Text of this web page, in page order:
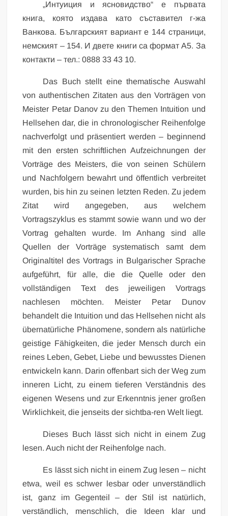
„Интуиция и ясновидство“ е първата
книга, която издава като съставител г-жа
Ванкова. Българският вариант е 144 страници,
немският – 154. И двете книги са формат А5. За
контакти – тел.: 0888 33 43 10.
Das Buch stellt eine thematische Auswahl
von authentischen Zitaten aus den Vorträgen von
Meister Petar Danov zu den Themen Intuition und
Hellsehen dar, die in chronologischer Reihenfolge
nachverfolgt und präsentiert werden – beginnend
mit den ersten schriftlichen Aufzeichnungen der
Vorträge des Meisters, die von seinen Schülern
und Nachfolgern bewahrt und öffentlich verbreitet
wurden, bis hin zu seinen letzten Reden. Zu jedem
Zitat wird angegeben, aus welchem
Vortragszyklus es stammt sowie wann und wo der
Vortrag gehalten wurde. Im Anhang sind alle
Quellen der Vorträge systematisch samt dem
Originaltitel des Vortrags in Bulgarischer Sprache
aufgeführt, für alle, die die Quelle oder den
vollständigen Text des jeweiligen Vortrags
nachlesen möchten. Meister Petar Dunov
behandelt die Intuition und das Hellsehen nicht als
übernatürliche Phänomene, sondern als natürliche
geistige Fähigkeiten, die jeder Mensch durch ein
reines Leben, Gebet, Liebe und bewusstes Dienen
entwickeln kann. Darin offenbart sich der Weg zum
inneren Licht, zu einem tieferen Verständnis des
eigenen Wesens und zur Erkenntnis jener großen
Wirklichkeit, die jenseits der sichtba-ren Welt liegt.
Dieses Buch lässt sich nicht in einem Zug
lesen. Auch nicht der Reihenfolge nach.
Es lässt sich nicht in einem Zug lesen – nicht
etwa, weil es schwer lesbar oder unverständlich
ist, ganz im Gegenteil – der Stil ist natürlich,
verständlich, menschlich, die Ideen klar und